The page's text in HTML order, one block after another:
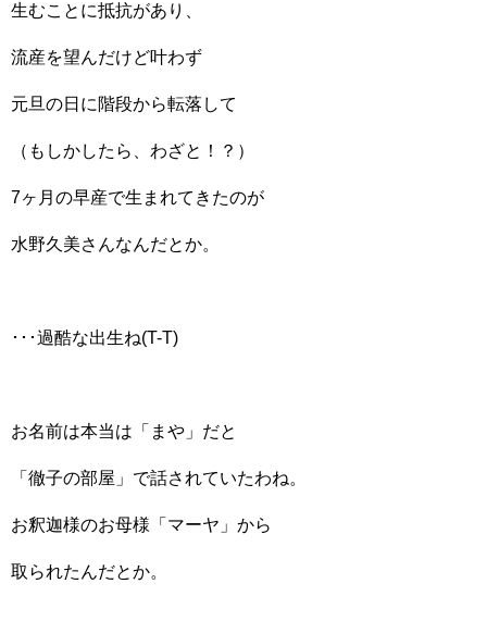
生むことに抵抗があり、
流産を望んだけど叶わず
元旦の日に階段から転落して
（もしかしたら、わざと！？）
7ヶ月の早産で生まれてきたのが
水野久美さんなんだとか。
･･･過酷な出生ね(T-T)
お名前は本当は「まや」だと
「徹子の部屋」で話されていたわね。
お釈迦様のお母様「マーヤ」から
取られたんだとか。